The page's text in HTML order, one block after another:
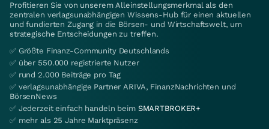
Profitieren Sie von unserem Alleinstellungsmerkmal als den
zentralen verlagsunabhängigen Wissens-Hub für einen aktuellen
und fundierten Zugang in die Börsen- und Wirtschaftswelt, um
strategische Entscheidungen zu treffen.
✅ Größte Finanz-Community Deutschlands
✅ über 550.000 registrierte Nutzer
✅ rund 2.000 Beiträge pro Tag
✅ verlagsunabhängige Partner ARIVA, FinanzNachrichten und
BörsenNews
✅ Jederzeit einfach handeln beim SMARTBROKER+
✅ mehr als 25 Jahre Marktpräsenz